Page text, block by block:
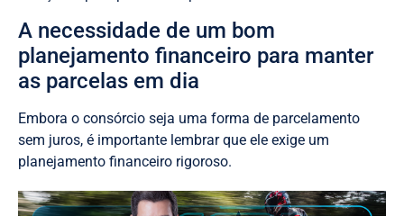
A necessidade de um bom
planejamento financeiro para manter
as parcelas em dia
Embora o consórcio seja uma forma de parcelamento
sem juros, é importante lembrar que ele exige um
planejamento financeiro rigoroso.